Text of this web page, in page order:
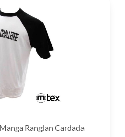
Ranglan Cardada